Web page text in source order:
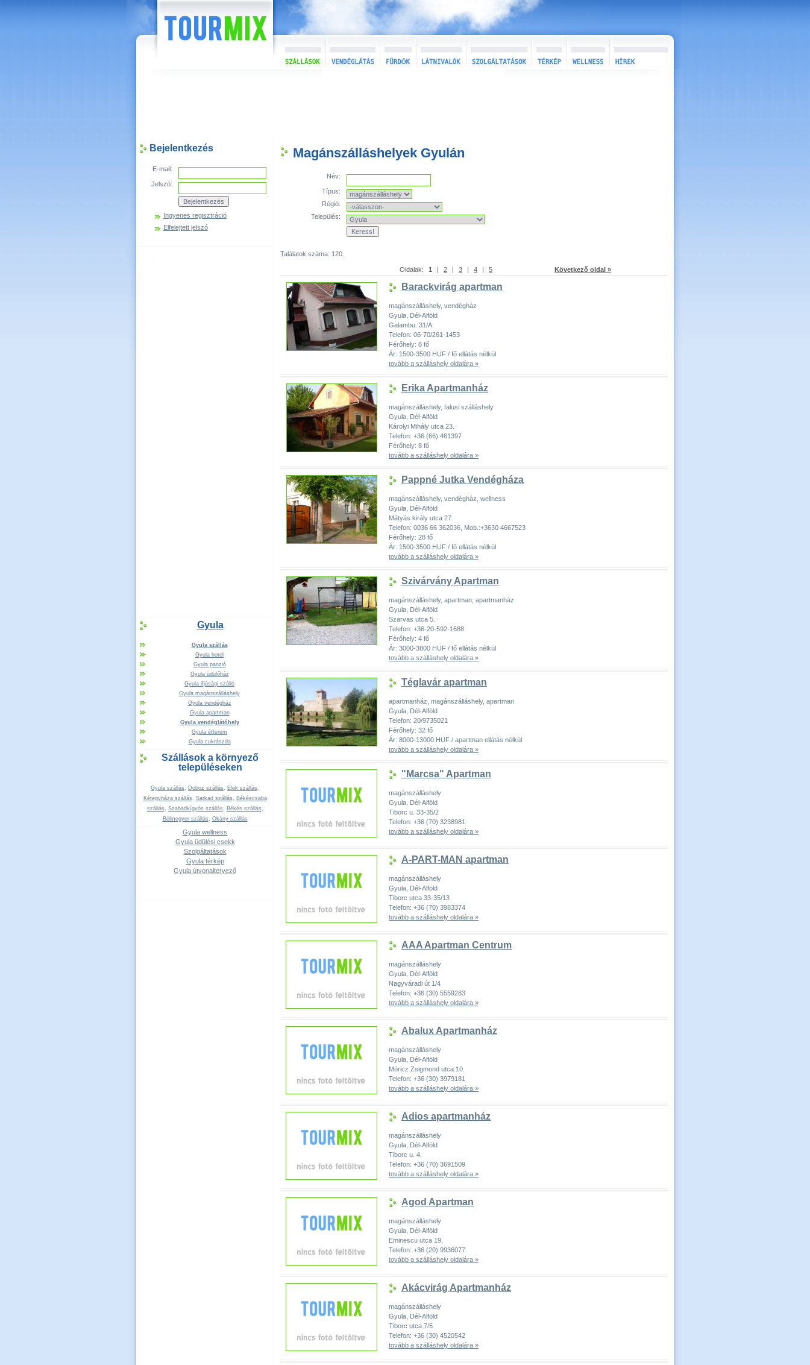
Bejelentkezés
E-mail:
Jelszó:
Ingyenes regisztráció
Elfelejtett jelszó
Gyula
Gyula szállás
Gyula hotel
Gyula panzió
Gyula üdülőház
Gyula ifjúsági szálló
Gyula magánszálláshely
Gyula vendégház
Gyula apartman
Gyula vendéglátóhely
Gyula étterem
Gyula cukrászda
Szállások a környező
településeken
Gyula szállás, Doboz szállás, Elek szállás,
Kétegyháza szállás, Sarkad szállás, Békéscsaba
szállás, Szabadkígyós szállás, Békés szállás,
Bélmegyer szállás, Okány szállás
Gyula wellness
Gyula üdülési csekk
Szolgáltatások
Gyula térkép
Gyula útvonaltervező
Magánszálláshelyek Gyulán
Név:
Típus:
Régió:
Település:
Találatok száma: 120.
Oldalak: 1 | 2 | 3 | 4 | 5 Következő oldal »
Barackvirág apartman
magánszálláshely, vendégház
Gyula, Dél-Alföld
Galambu. 31/A.
Telefon: 06-70/261-1453
Férőhely: 8 fő
Ár: 1500-3500 HUF / fő ellátás nélkül
tovább a szálláshely oldalára »
Erika Apartmanház
magánszálláshely, falusi szálláshely
Gyula, Dél-Alföld
Károlyi Mihály utca 23.
Telefon: +36 (66) 461397
Férőhely: 8 fő
tovább a szálláshely oldalára »
Pappné Jutka Vendégháza
magánszálláshely, vendégház, wellness
Gyula, Dél-Alföld
Mátyás király utca 27.
Telefon: 0036 66 362036, Mob.:+3630 4667523
Férőhely: 28 fő
Ár: 1500-3500 HUF / fő ellátás nélkül
tovább a szálláshely oldalára »
Szivárvány Apartman
magánszálláshely, apartman, apartmanház
Gyula, Dél-Alföld
Szarvas utca 5.
Telefon: +36-20-592-1688
Férőhely: 4 fő
Ár: 3000-3800 HUF / fő ellátás nélkül
tovább a szálláshely oldalára »
Téglavár apartman
apartmanház, magánszálláshely, apartman
Gyula, Dél-Alföld
Telefon: 20/9735021
Férőhely: 32 fő
Ár: 8000-13000 HUF / apartman ellátás nélkül
tovább a szálláshely oldalára »
"Marcsa" Apartman
magánszálláshely
Gyula, Dél-Alföld
Tiborc u. 33-35/2
Telefon: +36 (70) 3238981
tovább a szálláshely oldalára »
A-PART-MAN apartman
magánszálláshely
Gyula, Dél-Alföld
Tiborc utca 33-35/13
Telefon: +36 (70) 3983374
tovább a szálláshely oldalára »
AAA Apartman Centrum
magánszálláshely
Gyula, Dél-Alföld
Nagyváradi út 1/4
Telefon: +36 (30) 5559283
tovább a szálláshely oldalára »
Abalux Apartmanház
magánszálláshely
Gyula, Dél-Alföld
Móricz Zsigmond utca 10.
Telefon: +36 (30) 3979181
tovább a szálláshely oldalára »
Adios apartmanház
magánszálláshely
Gyula, Dél-Alföld
Tiborc u. 4.
Telefon: +36 (70) 3691509
tovább a szálláshely oldalára »
Agod Apartman
magánszálláshely
Gyula, Dél-Alföld
Eminescu utca 19.
Telefon: +36 (20) 9936077
tovább a szálláshely oldalára »
Akácvirág Apartmanház
magánszálláshely
Gyula, Dél-Alföld
Tiborc utca 7/5
Telefon: +36 (30) 4520542
tovább a szálláshely oldalára »